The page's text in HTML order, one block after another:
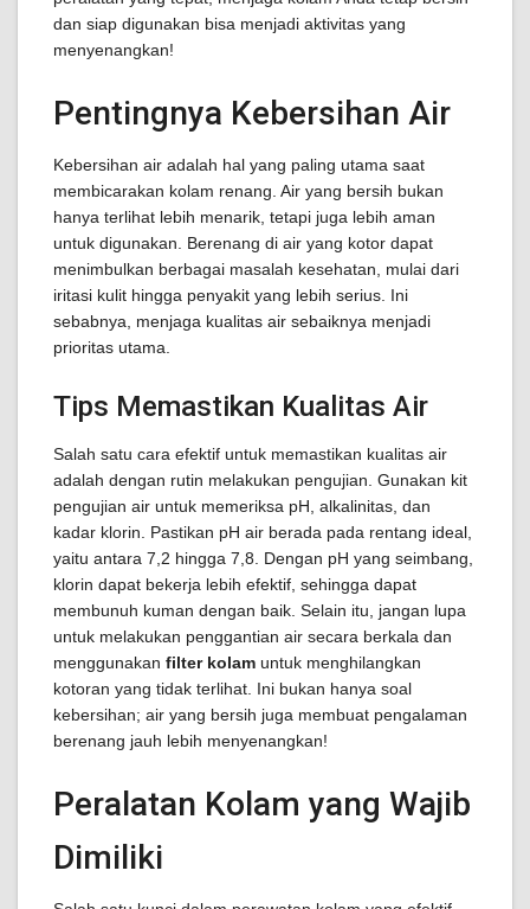
dan siap digunakan bisa menjadi aktivitas yang
menyenangkan!
Pentingnya Kebersihan Air
Kebersihan air adalah hal yang paling utama saat
membicarakan kolam renang. Air yang bersih bukan
hanya terlihat lebih menarik, tetapi juga lebih aman
untuk digunakan. Berenang di air yang kotor dapat
menimbulkan berbagai masalah kesehatan, mulai dari
iritasi kulit hingga penyakit yang lebih serius. Ini
sebabnya, menjaga kualitas air sebaiknya menjadi
prioritas utama.
Tips Memastikan Kualitas Air
Salah satu cara efektif untuk memastikan kualitas air
adalah dengan rutin melakukan pengujian. Gunakan kit
pengujian air untuk memeriksa pH, alkalinitas, dan
kadar klorin. Pastikan pH air berada pada rentang ideal,
yaitu antara 7,2 hingga 7,8. Dengan pH yang seimbang,
klorin dapat bekerja lebih efektif, sehingga dapat
membunuh kuman dengan baik. Selain itu, jangan lupa
untuk melakukan penggantian air secara berkala dan
menggunakan filter kolam untuk menghilangkan
kotoran yang tidak terlihat. Ini bukan hanya soal
kebersihan; air yang bersih juga membuat pengalaman
berenang jauh lebih menyenangkan!
Peralatan Kolam yang Wajib
Dimiliki